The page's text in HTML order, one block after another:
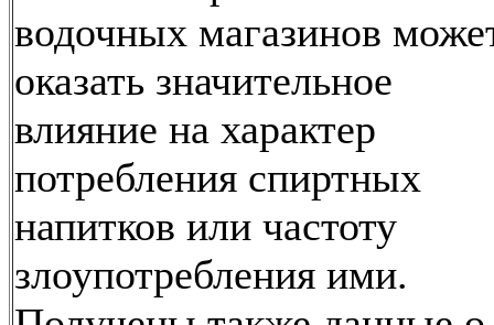
водочных магазинов
оказать значительное
влияние на характер
потребления спиртных
напитков или частоту
злоупотребления ими.